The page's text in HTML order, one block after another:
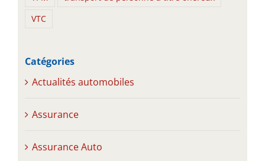
VTC
Catégories
Actualités automobiles
Assurance
Assurance Auto